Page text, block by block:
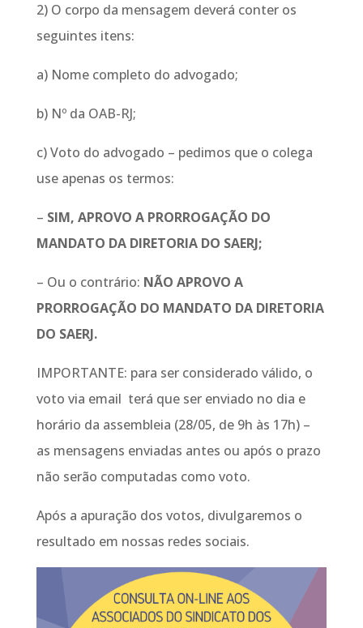
2) O corpo da mensagem deverá conter os
seguintes itens:
a) Nome completo do advogado;
b) Nº da OAB-RJ;
c) Voto do advogado – pedimos que o colega
use apenas os termos:
– SIM, APROVO A PRORROGAÇÃO DO
MANDATO DA DIRETORIA DO SAERJ;
– Ou o contrário: NÃO APROVO A
PRORROGAÇÃO DO MANDATO DA DIRETORIA
DO SAERJ.
IMPORTANTE: para ser considerado válido, o
voto via email terá que ser enviado no dia e
horário da assembleia (28/05, de 9h às 17h) –
as mensagens enviadas antes ou após o prazo
não serão computadas como voto.
Após a apuração dos votos, divulgaremos o
resultado em nossas redes sociais.